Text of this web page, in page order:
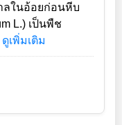
ลในอ้อยก่อนหีบ
L.) เป็นพืช
ดูเพิ่มเติม